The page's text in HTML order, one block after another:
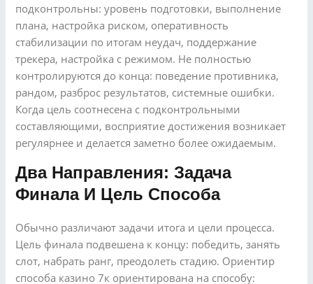
подконтрольны: уровень подготовки, выполнение
плана, настройка риском, оперативность
стабилизации по итогам неудач, поддержание
трекера, настройка с режимом. Не полностью
контролируются до конца: поведение противника,
рандом, разброс результатов, системные ошибки.
Когда цель соотнесена с подконтрольными
составляющими, восприятие достижения возникает
регулярнее и делается заметно более ожидаемым.
Два Направления: Задача
Финала И Цель Способа
Обычно различают задачи итога и цели процесса.
Цель финала подвешена к концу: победить, занять
слот, набрать ранг, преодолеть стадию. Ориентир
способа казино 7к ориентирована на способу: